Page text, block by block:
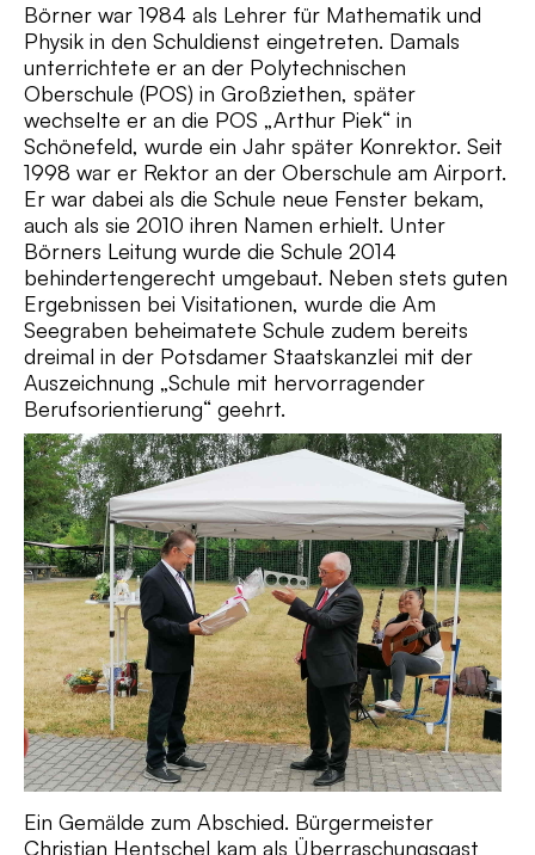
Börner war 1984 als Lehrer für Mathematik und
Physik in den Schuldienst eingetreten. Damals
unterrichtete er an der Polytechnischen
Oberschule (POS) in Großziethen, später
wechselte er an die POS „Arthur Piek“ in
Schönefeld, wurde ein Jahr später Konrektor. Seit
1998 war er Rektor an der Oberschule am Airport.
Er war dabei als die Schule neue Fenster bekam,
auch als sie 2010 ihren Namen erhielt. Unter
Börners Leitung wurde die Schule 2014
behindertengerecht umgebaut. Neben stets guten
Ergebnissen bei Visitationen, wurde die Am
Seegraben beheimatete Schule zudem bereits
dreimal in der Potsdamer Staatskanzlei mit der
Auszeichnung „Schule mit hervorragender
Berufsorientierung“ geehrt.
Ein Gemälde zum Abschied. Bürgermeister
Christian Hentschel kam als Überraschungsgast